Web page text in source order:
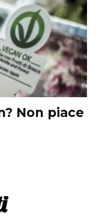
Non piace